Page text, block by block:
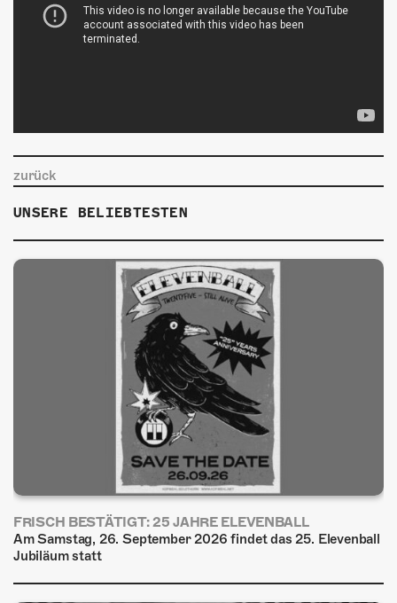
zurück
UNSERE BELIEBTESTEN
FRISCH BESTÄTIGT: 25 JAHRE ELEVENBALL
Am Samstag, 26. September 2026 findet das 25. Elevenball
Jubiläum statt